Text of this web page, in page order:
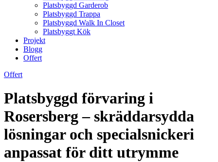
Platsbyggd Garderob
Platsbyggd Trappa
Platsbyggd Walk In Closet
Platsbyggt Kök
Projekt
Blogg
Offert
Offert
Platsbyggd förvaring i
Rosersberg – skräddarsydda
lösningar och specialsnickeri
anpassat för ditt utrymme